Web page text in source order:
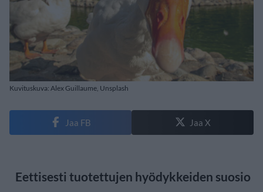
Kuvituskuva: Alex Guillaume, Unsplash
Jaa FB Jaa X
Eettisesti tuotettujen hyödykkeiden suosio